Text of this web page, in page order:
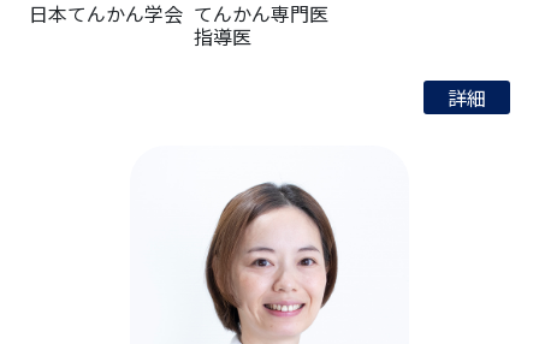
日本てんかん学会 てんかん専門医
指導医
詳細